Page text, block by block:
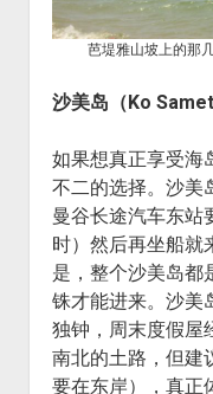
芭堤雅山坡上的那
沙美岛（Ko Samet
如果想真正享受海
不二的选择。沙美
曼谷长途汽车东站
时）然后再坐船就
是，整个沙美岛都
铢才能进来。沙美
独钟，周末度假屋
南北的土路，但建
要在东岸），真正